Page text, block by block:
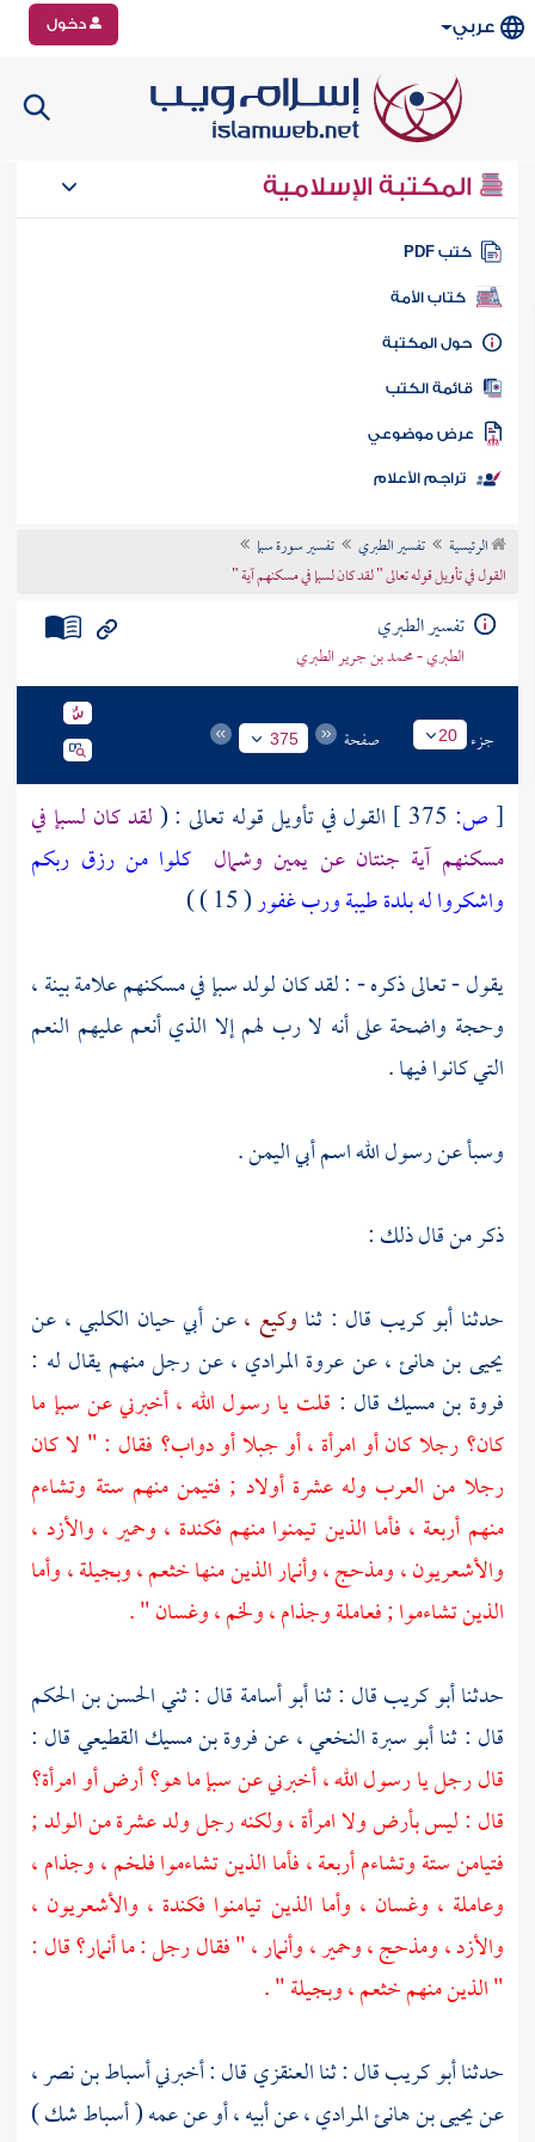
عربي دخول
المكتبة الإسلامية
كتب PDF
كتاب الأمة
المكتبة
الكتب
موضوعي
تراجم الأعلام
الرئيسية تفسير الطبري
تفسير سورة سبإ
القول في تأويل قوله تعالى " لقد كان لسبإ في مسكنهم آية "
تفسير الطبري
الطبري - محمد بن جرير الطبري
جزء 20 صفحة 375
[ص: القول في تأويل قوله تعالى : (لقد كان لسبإ في
مسكنهم آية جنتان عن يمين وشمال كلوا من رزق ربكم
واشكروا له بلدة طيبة ورب غفور( 15 ) )
يقول - تعالى ذكره - : لقد كان لولدسبإفي مسكنهم علامة بينة ،
وحجة واضحة على أنه لا رب لهم إلا الذي أنعم عليهم النعم
التي كانوا فيها .
وسبأعن رسول الله اسمأبي اليمن.
ذكر من قال ذلك :
حدثنا أبو كريب قال : ثنا وكيع ،عنأبي حيان الكلبي ، عن
يحيى بن هانئ ،عنعروة المرادي ،عن رجل منهم يقال له :
فروة بن مسيك قال : قلت يا رسول الله ، أخبرني عنسبإ ما
كان؟ رجلا كان أو امرأة ، أو جبلا أو دواب؟ فقال : " لا كان
رجلا من العرب وله عشرة أولاد ; فتيمن منهم ستة وتشاءم
منهم أربعة ، فأما الذين تيمنوا منهم فكندة ، وحمير ، والأزد ،
والأشعريون ،ومذحج ،وأنمارالذين منهاخثعم ،وبجيلة ،وأما
الذين تشاءموا ;فعاملةوجذام ،ولخم ،وغسان" .
حدثناأبو كريبقال : ثناأبو أسامة قال : ثنيالحسن بن الحكم
قال : ثناأبو سبرة النخعي ،عنفروة بن مسيك القطيعيقال :
قال رجل يا رسول الله ، أخبرني عنسبإما هو؟ أرض أو امرأة؟
قال : ليس بأرض ولا امرأة ، ولكنه رجل ولد عشرة من الولد ;
فتيامن ستة وتشاءم أربعة ، فأما الذين تشاءموافلخم ،وجذام ،
وعاملة ، وغسان ، وأما الذين تيامنوا فكندة ، والأشعريون ،
والأزد ،ومذحج ،وحمير ،وأنمار ،" فقال رجل : ماأنمار؟قال :
" الذين منهمخثعم ،وبجيلة" .
حدثناأبو كريبقال : ثناالعنقزيقال : أخبرنيأسباط بن نصر ،
عنيحيى بن هانئ المرادي ،عن أبيه ، أو عن عمه ( أسباط شك )